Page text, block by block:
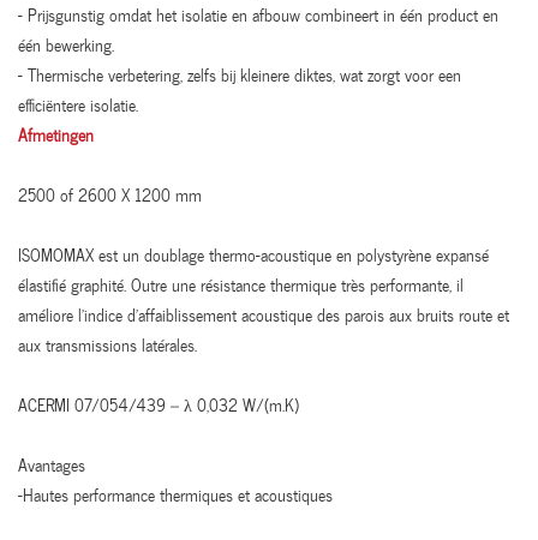
- Prijsgunstig omdat het isolatie en afbouw combineert in één product en
één bewerking.
- Thermische verbetering, zelfs bij kleinere diktes, wat zorgt voor een
efficiëntere isolatie.
Afmetingen
2500 of 2600 X 1200 mm
ISOMOMAX est un doublage thermo-acoustique en polystyrène expansé
élastifié graphité. Outre une résistance thermique très performante, il
améliore l’indice d’affaiblissement acoustique des parois aux bruits route et
aux transmissions latérales.
ACERMI 07/054/439 – λ 0,032 W/(m.K)
Avantages
-Hautes performance thermiques et acoustiques